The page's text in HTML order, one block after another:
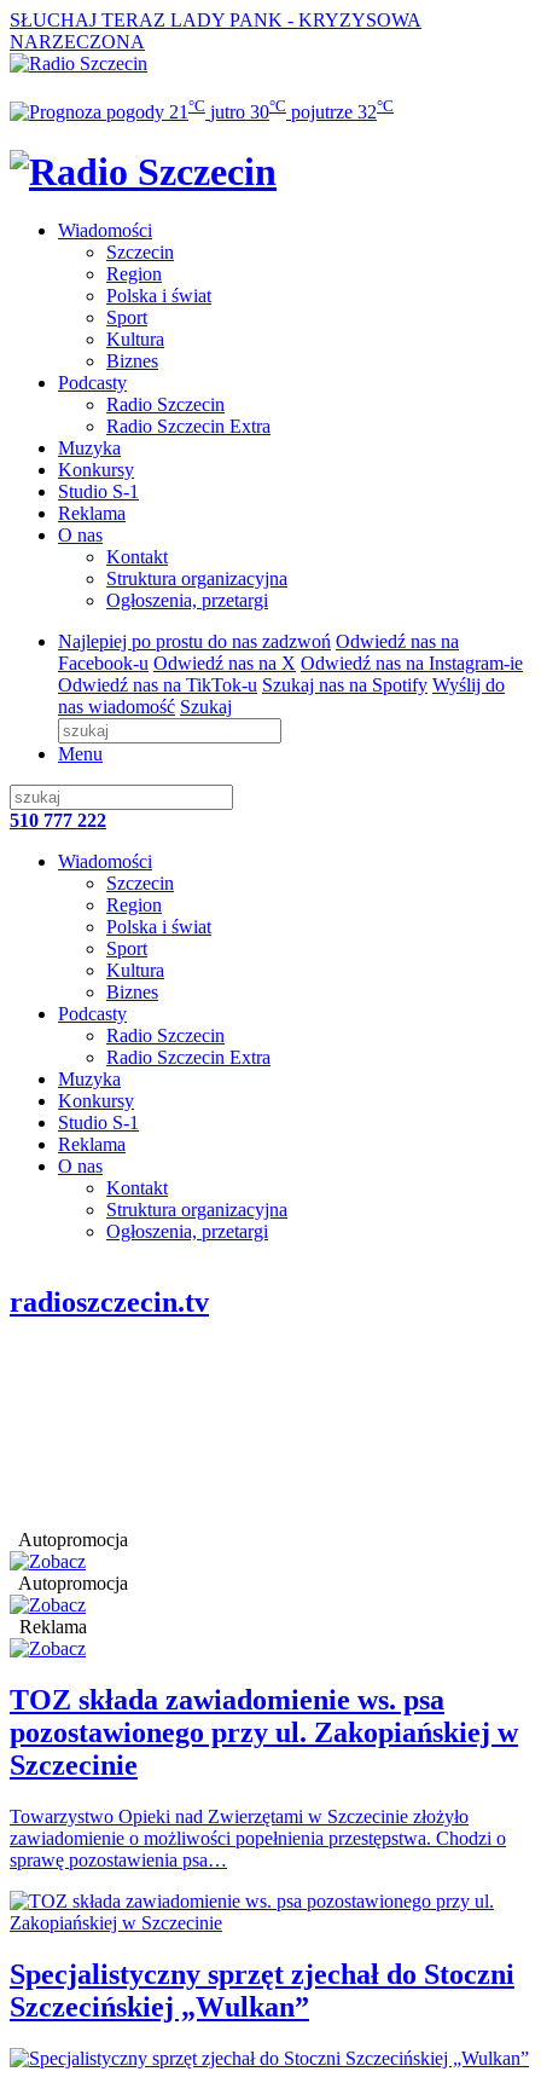
SŁUCHAJ TERAZ LADY PANK - KRYZYSOWA
NARZECZONA
21 °C jutro 30°C pojutrze 32°C
Wiadomości
Szczecin
Region
Polska i świat
Sport
Kultura
Biznes
Podcasty
Radio Szczecin
Radio Szczecin Extra
Muzyka
Konkursy
Studio S-1
Reklama
O nas
Kontakt
Struktura organizacyjna
Ogłoszenia, przetargi
Najlepiej po prostu do nas zadzwoń Odwiedź nas na
Facebook-u Odwiedź nas na X Odwiedź nas na Instagram-ie
Odwiedź nas na TikTok-u Szukaj nas na Spotify Wyślij do
nas wiadomość Szukaj
Menu
510 777 222
Wiadomości
Szczecin
Region
Polska i świat
Sport
Kultura
Biznes
Podcasty
Radio Szczecin
Radio Szczecin Extra
Muzyka
Konkursy
Studio S-1
Reklama
O nas
Kontakt
Struktura organizacyjna
Ogłoszenia, przetargi
radioszczecin.tv
Autopromocja
Autopromocja
Reklama
TOZ składa zawiadomienie ws. psa
pozostawionego przy ul. Zakopiańskiej w
Szczecinie
Towarzystwo Opieki nad Zwierzętami w Szczecinie złożyło
zawiadomienie o możliwości popełnienia przestępstwa. Chodzi o
sprawę pozostawienia psa…
Specjalistyczny sprzęt zjechał do Stoczni
Szczecińskiej „Wulkan”